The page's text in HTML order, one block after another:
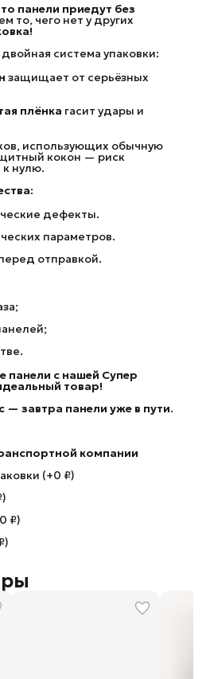
панели приедут без
то, чего нет у других
система упаковки:
защищает от серьёзных
плёнка гасит удары и
использующих обычную
кокон — риск
нулю.
дефекты.
параметров.
отправкой.
панели с нашей Супер
товар!
— завтра панели уже в пути.
компании
(+0 ₽)
₽)